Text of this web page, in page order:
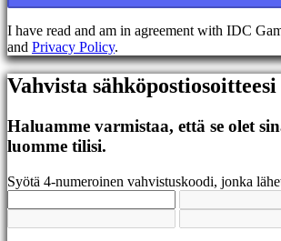
EL
EN
ES
FI
FR
HR
JA
KO
NL
PL
I have read and am in agreement with IDC
and Privacy Policy.
Vahvista sähköpostiosoitteesi
Haluamme varmistaa, että se olet
luomme tilisi.
Syötä 4-numeroinen vahvistuskoodi, jonka